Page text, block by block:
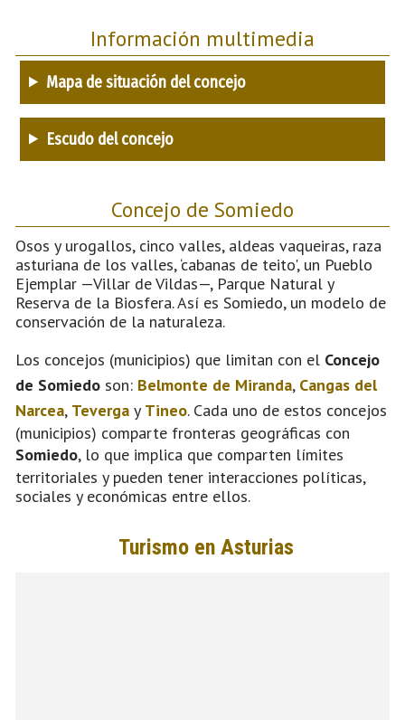
Información multimedia
Mapa de situación del concejo
Escudo del concejo
Concejo de Somiedo
Osos y urogallos, cinco valles, aldeas vaqueiras, raza
asturiana de los valles, ‘cabanas de teito', un Pueblo
Ejemplar —Villar de Vildas—, Parque Natural y
Reserva de la Biosfera. Así es Somiedo, un modelo de
conservación de la naturaleza.
Los concejos (municipios) que limitan con el Concejo
de Somiedo son: Belmonte de Miranda, Cangas del
Narcea, Teverga y Tineo. Cada uno de estos concejos
(municipios) comparte fronteras geográficas con
Somiedo, lo que implica que comparten límites
territoriales y pueden tener interacciones políticas,
sociales y económicas entre ellos.